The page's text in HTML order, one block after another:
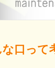
口って